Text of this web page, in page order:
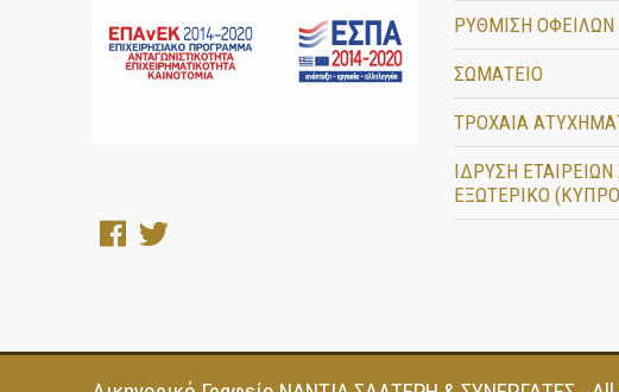
ΡΥΘΜΙΣΗ ΟΦΕΙΛΩΝ
ΣΩΜΑΤΕΙΟ
ΤΡΟΧΑΙΑ
ΙΔΡΥΣΗ
ΕΞΩΤΕΡΙΚΟ